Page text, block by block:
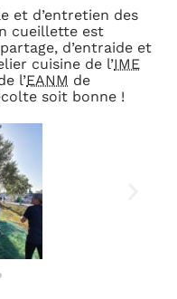
et d’entretien des
cueillette est
d’entraide et
cuisine de l’IME
l’EANM de
soit bonne !